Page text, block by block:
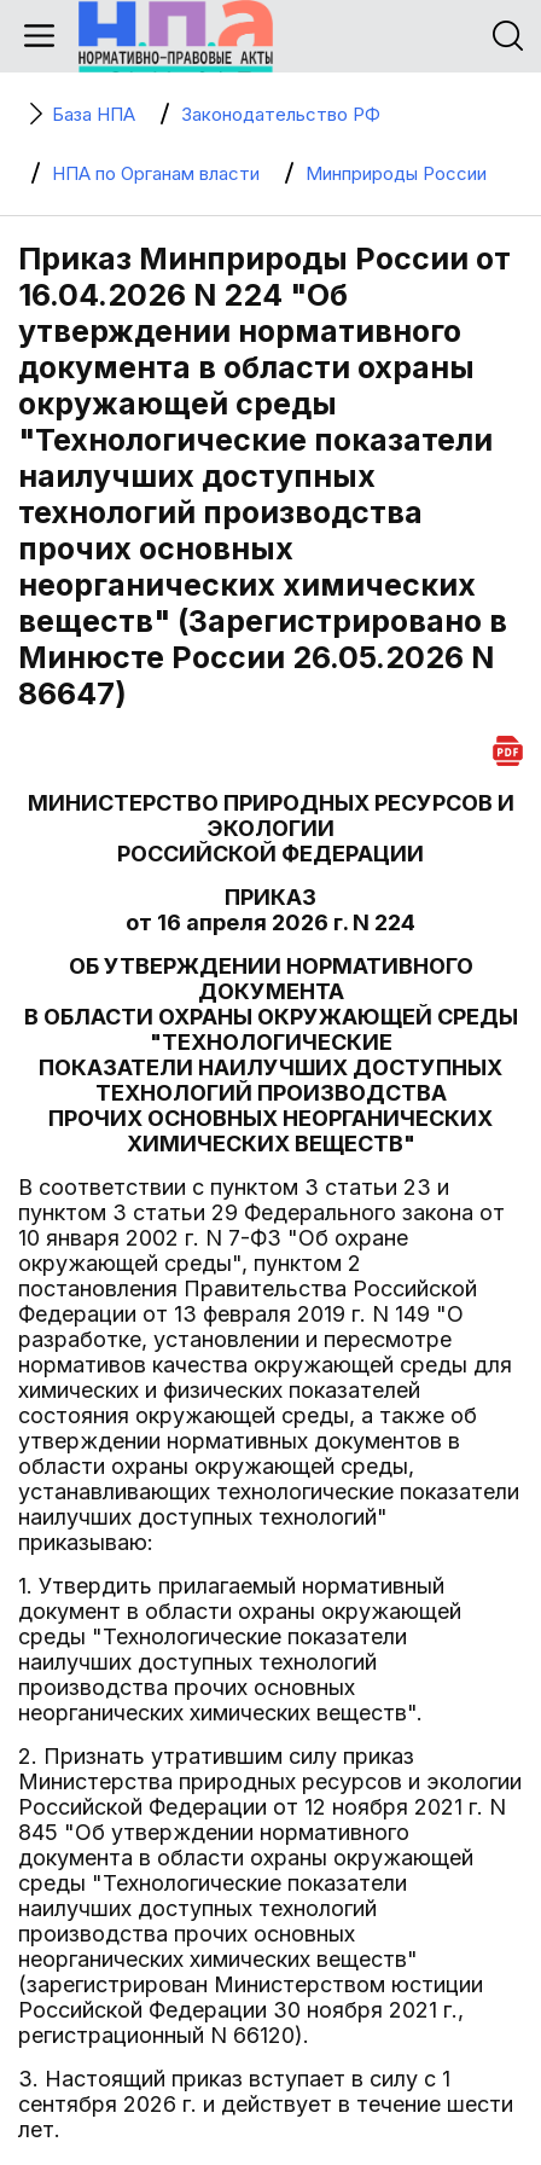
База НПА Законодательство РФ
НПА по Органам власти Минприроды России
Приказ Минприроды России от
16.04.2026 N 224 "Об
утверждении нормативного
документа в области охраны
окружающей среды
"Технологические показатели
наилучших доступных
технологий производства
прочих основных
неорганических химических
веществ" (Зарегистрировано в
Минюсте России 26.05.2026 N
86647)
МИНИСТЕРСТВО ПРИРОДНЫХ РЕСУРСОВ И
ЭКОЛОГИИ
РОССИЙСКОЙ ФЕДЕРАЦИИ
ПРИКАЗ
от 16 апреля 2026 г. N 224
ОБ УТВЕРЖДЕНИИ НОРМАТИВНОГО
ДОКУМЕНТА
В ОБЛАСТИ ОХРАНЫ ОКРУЖАЮЩЕЙ СРЕДЫ
"ТЕХНОЛОГИЧЕСКИЕ
ПОКАЗАТЕЛИ НАИЛУЧШИХ ДОСТУПНЫХ
ТЕХНОЛОГИЙ ПРОИЗВОДСТВА
ПРОЧИХ ОСНОВНЫХ НЕОРГАНИЧЕСКИХ
ХИМИЧЕСКИХ ВЕЩЕСТВ"
В соответствии с пунктом 3 статьи 23 и
пунктом 3 статьи 29 Федерального закона от
10 января 2002 г. N 7-ФЗ "Об охране
окружающей среды", пунктом 2
постановления Правительства Российской
Федерации от 13 февраля 2019 г. N 149 "О
разработке, установлении и пересмотре
нормативов качества окружающей среды для
химических и физических показателей
состояния окружающей среды, а также об
утверждении нормативных документов в
области охраны окружающей среды,
устанавливающих технологические показатели
наилучших доступных технологий"
приказываю:
1. Утвердить прилагаемый нормативный
документ в области охраны окружающей
среды "Технологические показатели
наилучших доступных технологий
производства прочих основных
неорганических химических веществ".
2. Признать утратившим силу приказ
Министерства природных ресурсов и экологии
Российской Федерации от 12 ноября 2021 г. N
845 "Об утверждении нормативного
документа в области охраны окружающей
среды "Технологические показатели
наилучших доступных технологий
производства прочих основных
неорганических химических веществ"
(зарегистрирован Министерством юстиции
Российской Федерации 30 ноября 2021 г.,
регистрационный N 66120).
3. Настоящий приказ вступает в силу с 1
сентября 2026 г. и действует в течение шести
лет.